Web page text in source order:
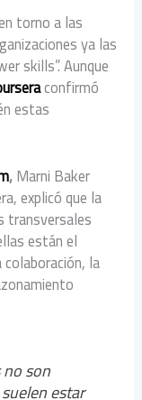
torno a las
ya las
skills”. Aunque
confirmó
estas
,Marni Baker
explicó que la
transversales
están el
la
son
estar